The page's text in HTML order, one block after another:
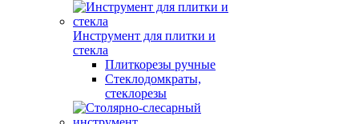
Инструмент для плитки и
стекла
Плиткорезы ручные
Стеклодомкраты,
стеклорезы